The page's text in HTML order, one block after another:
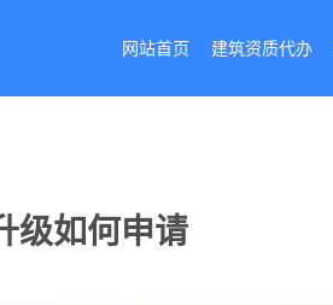
网站首页 建筑资质代办
级如何申请